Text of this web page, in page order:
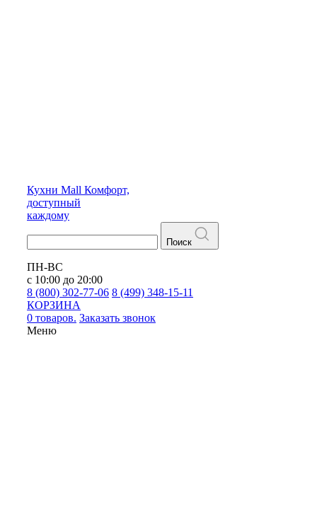
Кухни Mall Комфорт,
доступный
каждому
Поиск
ПН-ВС
с 10:00 до 20:00
8 (800) 302-77-06 8 (499) 348-15-11
КОРЗИНА
0 товаров. Заказать звонок
Меню